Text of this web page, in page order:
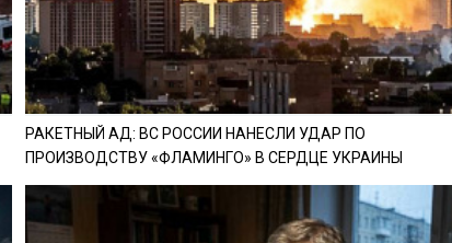
РАКЕТНЫЙ АД: ВС РОССИИ НАНЕСЛИ УДАР ПО
ПРОИЗВОДСТВУ «ФЛАМИНГО» В СЕРДЦЕ УКРАИНЫ